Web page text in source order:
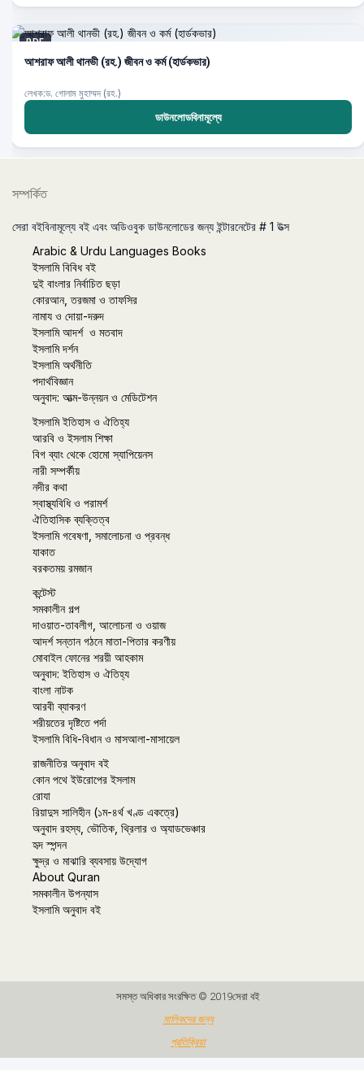
PDF
আশরাফ আলী থানভী (রহ.) জীবন ও কর্ম (হার্ডকভার)
লেখক:ড. গোলাম মুহাম্মদ (রহ.)
ডাউনলোডবিনামূল্যে
সম্পর্কিত
সেরা বইবিনামূল্যে বই এবং অডিওবুক ডাউনলোডের জন্য ইন্টারনেটের # 1 উত্স
Arabic & Urdu Languages Books
ইসলামি বিবিধ বই
দুই বাংলার নির্বাচিত ছড়া
কোরআন, তরজমা ও তাফসির
নামায ও দোয়া-দরুদ
ইসলামি আদর্শ ও মতবাদ
ইসলামি দর্শন
ইসলামি অর্থনীতি
পদার্থবিজ্ঞান
অনুবাদ: আত্ম-উন্নয়ন ও মেডিটেশন
ইসলামি ইতিহাস ও ঐতিহ্য
আরবি ও ইসলাম শিক্ষা
বিগ ব্যাং থেকে হোমো স্যাপিয়েনস
নারী সম্পর্কীয়
নদীর কথা
স্বাস্থ্যবিধি ও পরামর্শ
ঐতিহাসিক ব্যক্তিত্ব
ইসলামি গবেষণা, সমালোচনা ও প্রবন্ধ
যাকাত
বরকতময় রমজান
কন্টেস্ট
সমকালীন গল্প
দাওয়াত-তাবলীগ, আলোচনা ও ওয়াজ
আদর্শ সন্তান গঠনে মাতা-পিতার করণীয়
মোবাইল ফোনের শরয়ী আহকাম
অনুবাদ: ইতিহাস ও ঐতিহ্য
বাংলা নাটক
আরবী ব্যাকরণ
শরীয়তের দৃষ্টিতে পর্দা
ইসলামি বিধি-বিধান ও মাসআলা-মাসায়েল
রাজনীতির অনুবাদ বই
কোন পথে ইউরোপের ইসলাম
রোযা
রিয়াদুস সালিহীন (১ম-৪র্থ খণ্ড একত্রে)
অনুবাদ রহস্য, ভৌতিক, থ্রিলার ও অ্যাডভেঞ্চার
হৃদ স্পন্দন
ক্ষুদ্র ও মাঝারি ব্যবসায় উদ্যোগ
About Quran
সমকালীন উপন্যাস
ইসলামি অনুবাদ বই
সমস্ত অধিকার সংরক্ষিত © 2019সেরা বই
মালিকদের জন্য
প্রতিক্রিয়া